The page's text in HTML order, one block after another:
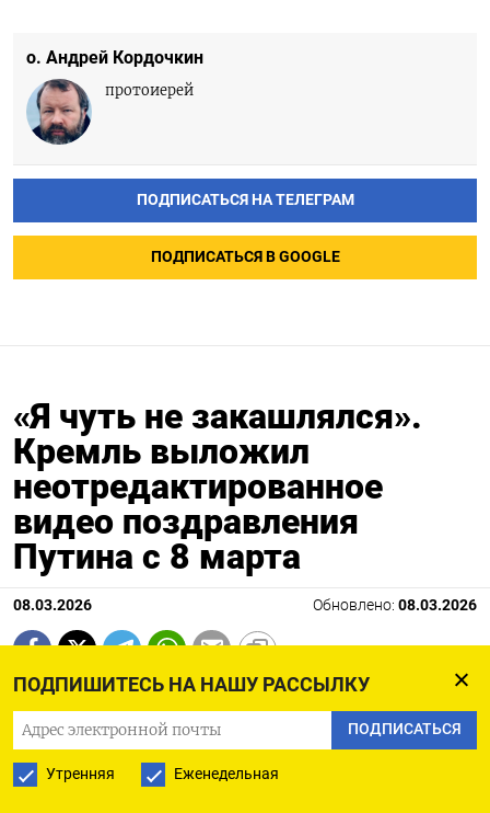
ПОДПИШИТЕСЬ НА НАШУ РАССЫЛКУ
ПОДПИСАТЬСЯ
Утренняя Еженедельная
о. Андрей Кордочкин
протоиерей
ПОДПИСАТЬСЯ НА ТЕЛЕГРАМ
ПОДПИСАТЬСЯ В GOOGLE
«Я чуть не закашлялся».
Кремль выложил
неотредактированное
видео поздравления
Путина с 8 марта
08.03.2026 Обновлено: 08.03.2026